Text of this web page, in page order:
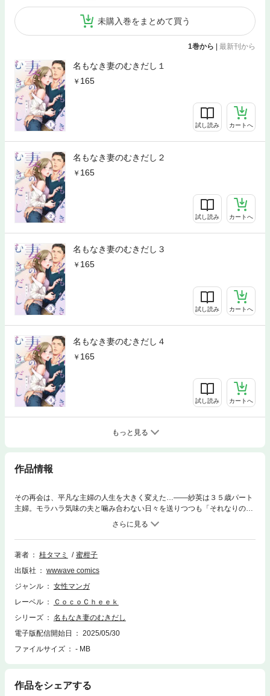
未購入巻をまとめて買う
1巻から | 最新刊から
名もなき妻のむきだし１
165
試し読み カートへ
名もなき妻のむきだし２
165
試し読み カートへ
名もなき妻のむきだし３
165
試し読み カートへ
名もなき妻のむきだし４
165
試し読み カートへ
もっと見る
作品情報
その再会は、平凡な主婦の人生を大きく変えた…――紗英は３５歳パート
主婦。モラハラ気味の夫と噛み合わない日々を送りつつも「それなりの幸
せ」に満足している。ある日、高校の同級生・綾瀬と再会。どこか大人び
ていて、浮いた存在だった彼。現在の綾瀬は、自分とは違う華やかな世界
に生きていた。「夫を愛してない…でしょ？」そんな彼にぶつけられた、
見透かすような言葉。そして、現実から遠く運ばれるような熱いキス。紗
を残し、彼女は爽やかな笑顔で家を出た。
著者 桂タマミ
蜜柑子
出版社
wwwave comics
ジャンル
女性マンガ
レーベル
ＣｏｃｏＣｈｅｅｋ
シリーズ
名もなき妻のむきだし
電子版配信開始日
2025/05/30
ファイルサイズ
- MB
作品をシェアする